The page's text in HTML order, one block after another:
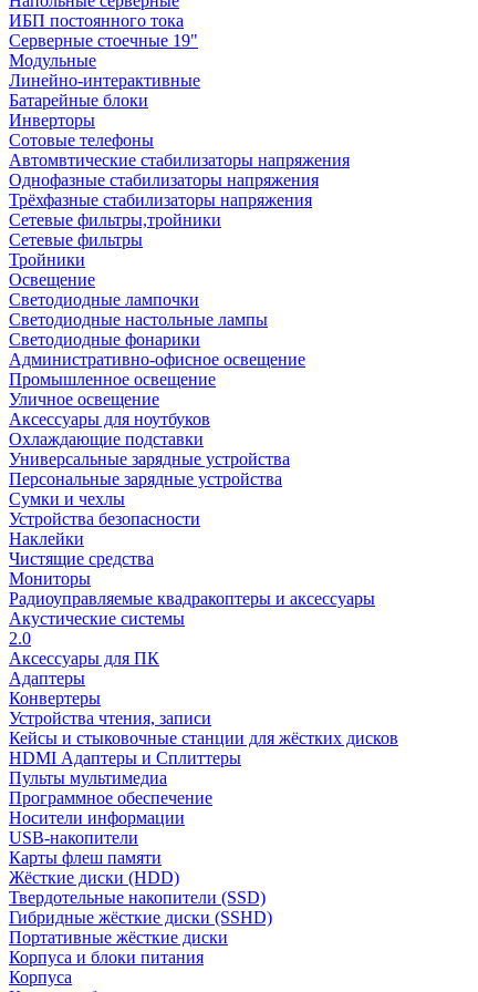
ИБП постоянного тока
Серверные стоечные 19"
Модульные
Линейно-интерактивные
Батарейные блоки
Инверторы
Сотовые телефоны
Автомвтические стабилизаторы напряжения
Однофазные стабилизаторы напряжения
Трёхфазные стабилизаторы напряжения
Сетевые фильтры,тройники
Сетевые фильтры
Тройники
Освещение
Светодиодные лампочки
Светодиодные настольные лампы
Светодиодные фонарики
Административно-офисное освещение
Промышленное освещение
Уличное освещение
Аксессуары для ноутбуков
Охлаждающие подставки
Универсальные зарядные устройства
Персональные зарядные устройства
Сумки и чехлы
Устройства безопасности
Наклейки
Чистящие средства
Мониторы
Радиоуправляемые квадракоптеры и аксессуары
Акустические системы
2.0
Аксессуары для ПК
Адаптеры
Конвертеры
Устройства чтения, записи
Кейсы и стыковочные станции для жёстких дисков
HDMI Адаптеры и Сплиттеры
Пульты мультимедиа
Программное обеспечение
Носители информации
USB-накопители
Карты флеш памяти
Жёсткие диски (HDD)
Твердотельные накопители (SSD)
Гибридные жёсткие диски (SSHD)
Портативные жёсткие диски
Корпуса и блоки питания
Корпуса